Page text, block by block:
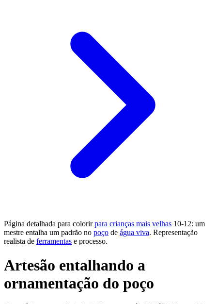
Página detalhada para colorirpara crianças mais velhas 10-12: um
mestre entalha um padrão no poço de água viva. Representação
realista de ferramentas e processo.
Artesão entalhando a
ornamentação do poço